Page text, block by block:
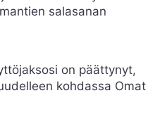
salasanan
on päättynyt,
kohdassa Omat